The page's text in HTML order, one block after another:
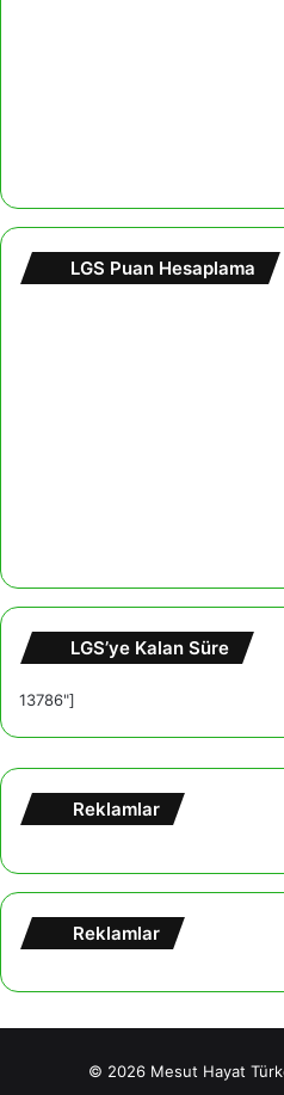
LGS Puan Hesaplama
LGS’ye Kalan Süre
13786"]
Reklamlar
Reklamlar
© 2026 Mesut Hayat